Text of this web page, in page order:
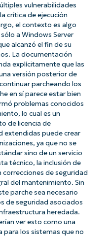
vulnerabilidades
crítica de ejecución
el contexto es algo
a Windows Server
alcanzó el fin de su
La documentación
explícitamente que las
versión posterior de
parcheando los
en sí parece estar bien
problemas conocidos
lo cual es un
de licencia de
extendidas puede crear
ya que no se
sino de un servicio
técnico, la inclusión de
de seguridad
del mantenimiento. Sin
parche sea necesario
de seguridad asociados
heredada.
ver esto como una
para los sistemas que no